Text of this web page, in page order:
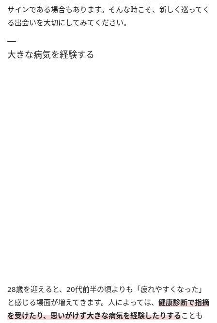
サインである場合もあります。そんな時こそ、新しく巡ってく
る出会いを大切にしてみてください。
大きな病気を経験する
28歳を迎えると、20代前半の頃よりも「疲れやすくなった」
と感じる場面が増えてきます。人によっては、 健康診断で指摘
を受けたり、思いがけず大きな病気を経験したりすることも